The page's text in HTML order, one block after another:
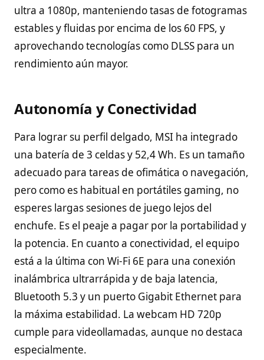
ultra a 1080p, manteniendo tasas de fotogramas
estables y fluidas por encima de los 60 FPS, y
aprovechando tecnologías como DLSS para un
rendimiento aún mayor.
Autonomía y Conectividad
Para lograr su perfil delgado, MSI ha integrado
una batería de 3 celdas y 52,4 Wh. Es un tamaño
adecuado para tareas de ofimática o navegación,
pero como es habitual en portátiles gaming, no
esperes largas sesiones de juego lejos del
enchufe. Es el peaje a pagar por la portabilidad y
la potencia. En cuanto a conectividad, el equipo
está a la última con Wi-Fi 6E para una conexión
inalámbrica ultrarrápida y de baja latencia,
Bluetooth 5.3 y un puerto Gigabit Ethernet para
la máxima estabilidad. La webcam HD 720p
cumple para videollamadas, aunque no destaca
especialmente.